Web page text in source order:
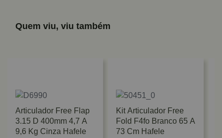
Quem viu, viu também
Articulador Free Flap
3.15 D 400mm 4,7 A
9,6 Kg Cinza Hafele
Kit Articulador Free
Fold F4fo Branco 65 A
73 Cm Hafele